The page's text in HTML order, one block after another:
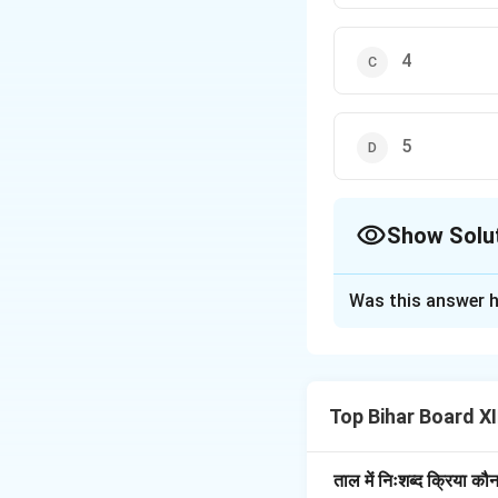
4
5
Show
सरलता के लिए
और खाली के बीच की
Was this answer
Top Bihar Board
ताल में निःशब्द क्रिया